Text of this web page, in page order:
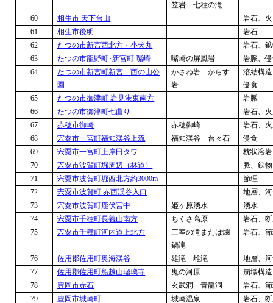
笠岩 七種の滝
60 相生市 天下台山
岩石、
61
相生市後明
岩石
62
たつの市新宮西北方・小犬丸
岩石、
63
たつの市龍野町･新宮町 嘴崎 嘴崎の屏風岩
岩脈、
64
たつの市新宮町新宮 西の山公
園
かさね岩 からす
岩
溶結構
侵食
65
たつの市御津町 岩見港東南方
岩脈
66
たつの市御津町七曲り
岩石、
67
赤穂市御崎 赤穂御崎
岩石、
68
宍粟市一宮町福知渓谷上流 福知渓谷 台々石
侵食
69
宍粟市一宮町上岸田タワ
枕状溶岩
70
宍粟市波賀町堀周辺（林道）
脈、鉱物
71
宍粟市波賀町堀西北方約3000m
節理
72
宍粟市波賀町 赤西渓谷入口
地層、
73
宍粟市波賀町鹿伏宮中 姫ヶ原湧水
湧水
74
宍粟市千種町長義山南方 ちくさ高原
岩石、
75
宍粟市千種町河内道上北方
三室の滝または爛
鍋滝
岩石、
76 佐用郡佐用町奥海渓谷 雄滝 雌滝
地層、
77
佐用郡佐用町船越山瑠璃寺 鬼の河原
崩壊構
78
豊岡市赤石 玄武洞 青龍洞
岩石、
79
豊岡市城崎町 城崎温泉
岩石、